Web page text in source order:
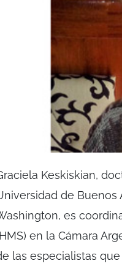
Keskiskian,
de Buenos
es
en la Cámara
las especialistas